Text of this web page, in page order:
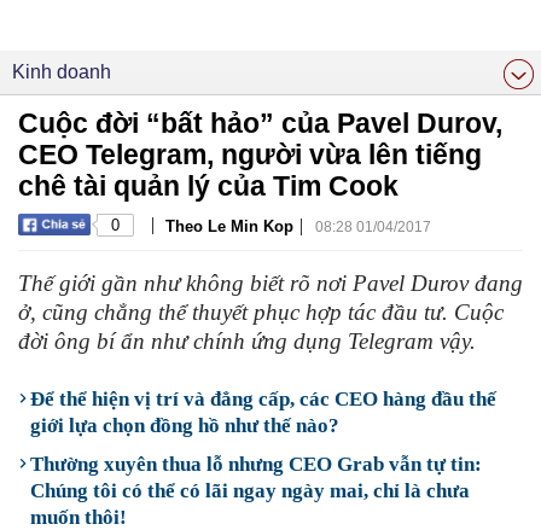
Kinh doanh
Cuộc đời “bất hảo” của Pavel Durov,
CEO Telegram, người vừa lên tiếng
chê tài quản lý của Tim Cook
0 | Theo Le Min Kop | 08:28 01/04/2017
Thế giới gần như không biết rõ nơi Pavel Durov đang
ở, cũng chẳng thể thuyết phục hợp tác đầu tư. Cuộc
đời ông bí ẩn như chính ứng dụng Telegram vậy.
Để thể hiện vị trí và đẳng cấp, các CEO hàng đầu thế
giới lựa chọn đồng hồ như thế nào?
Thường xuyên thua lỗ nhưng CEO Grab vẫn tự tin:
Chúng tôi có thể có lãi ngay ngày mai, chỉ là chưa
muốn thôi!